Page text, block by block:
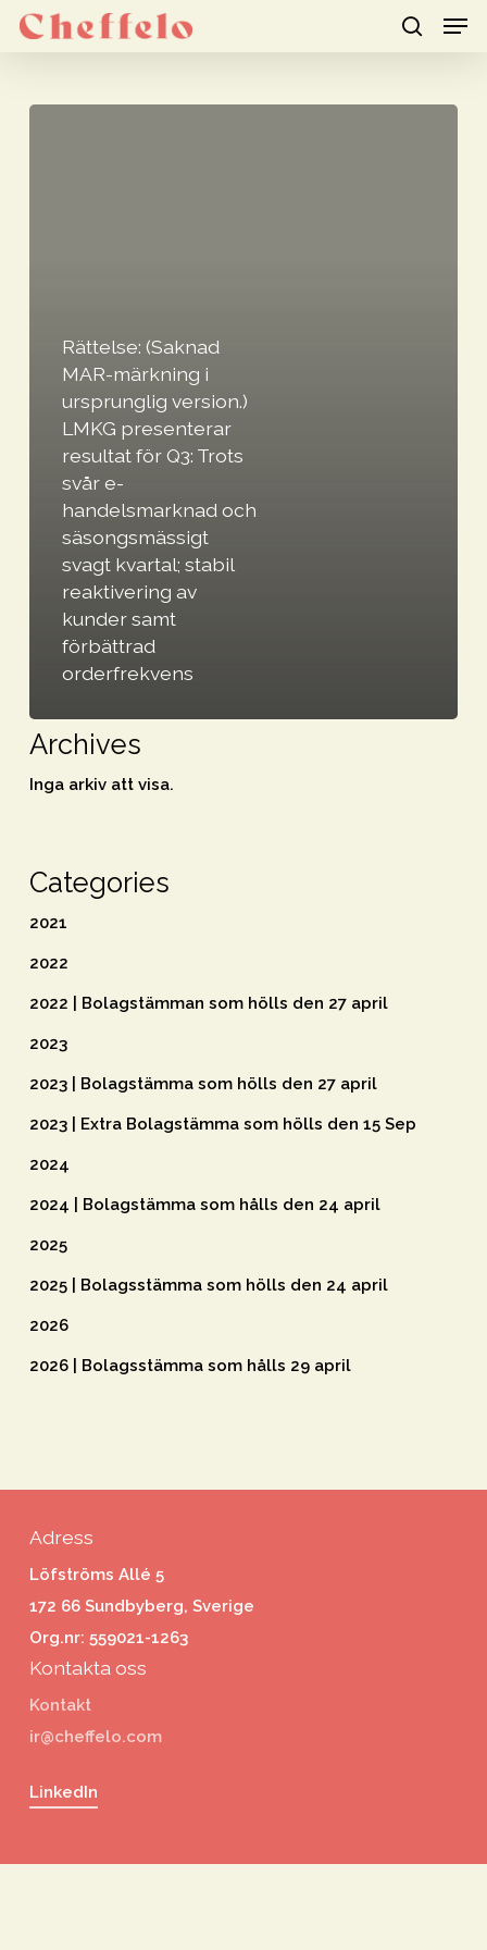
Skip
content
LMKG
presenterar
resultat
handelsmarknad
säsongsmässigt
svagt
kvartal;
stabil
reaktivering
samt
Rättelse: (Saknad
MAR-märkning i
ursprunglig version.)
LMKG presenterar
resultat för Q3: Trots
svår e-
handelsmarknad och
säsongsmässigt
svagt kvartal; stabil
reaktivering av
kunder samt
förbättrad
orderfrekvens
Archives
Inga arkiv att visa.
Categories
2021
2022
2022 | Bolagstämman som hölls den 27 april
2023
2023 | Bolagstämma som hölls den 27 april
2023 | Extra Bolagstämma som hölls den 15 Sep
2024
2024 | Bolagstämma som hålls den 24 april
2025
2025 | Bolagsstämma som hölls den 24 april
2026
2026 | Bolagsstämma som hålls 29 april
Adress
Löfströms Allé 5
172 66 Sundbyberg, Sverige
Org.nr: 559021-1263
Kontakta oss
Kontakt
ir@cheffelo.com
LinkedIn
Menu